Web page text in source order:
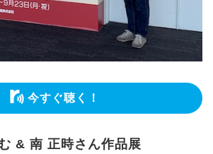
今すぐ聴く！
& 南 正時さん作品展